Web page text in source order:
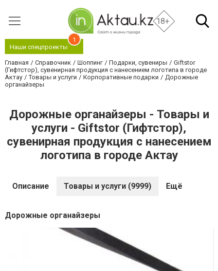
18+
Наши спецпроекты
1
Главная Справочник Шоппинг Подарки, сувениры
Giftstor
(Гифтстор), сувенирная продукция с нанесением логотипа в городе
Актау
Товары и услуги Корпоративные подарки
Дорожные
органайзеры
Дорожные органайзеры - Товары и
услуги - Giftstor (Гифтстор),
сувенирная продукция с нанесением
логотипа в городе Актау
Описание Товары и услуги (9999) Ещё
Дорожные органайзеры